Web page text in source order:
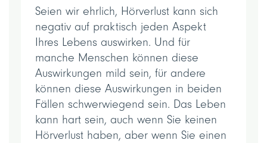
Seien wir ehrlich, Hörverlust kann sich
negativ auf praktisch jeden Aspekt
Ihres Lebens auswirken. Und für
manche Menschen können diese
Auswirkungen mild sein, für andere
können diese Auswirkungen in beiden
Fällen schwerwiegend sein. Das Leben
kann hart sein, auch wenn Sie keinen
Hörverlust haben, aber wenn Sie einen